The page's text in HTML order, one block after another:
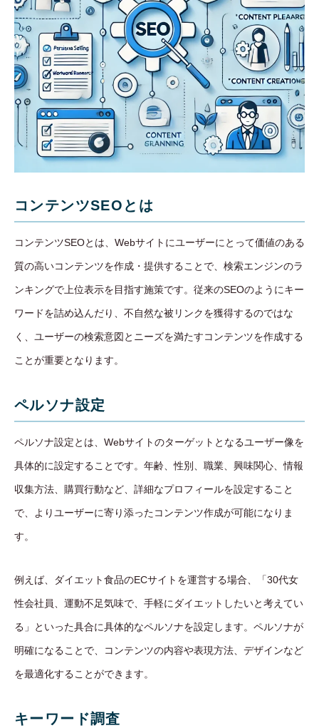
コンテンツSEOとは
コンテンツSEOとは、Webサイトにユーザーにとって価値のある
質の高いコンテンツを作成・提供することで、検索エンジンのラ
ンキングで上位表示を目指す施策です。従来のSEOのようにキー
ワードを詰め込んだり、不自然な被リンクを獲得するのではな
く、ユーザーの検索意図とニーズを満たすコンテンツを作成する
ことが重要となります。
ペルソナ設定
ペルソナ設定とは、Webサイトのターゲットとなるユーザー像を
具体的に設定することです。年齢、性別、職業、興味関心、情報
収集方法、購買行動など、詳細なプロフィールを設定すること
で、よりユーザーに寄り添ったコンテンツ作成が可能になりま
す。
例えば、ダイエット食品のECサイトを運営する場合、「30代女
性会社員、運動不足気味で、手軽にダイエットしたいと考えてい
る」といった具合に具体的なペルソナを設定します。ペルソナが
明確になることで、コンテンツの内容や表現方法、デザインなど
を最適化することができます。
キーワード調査